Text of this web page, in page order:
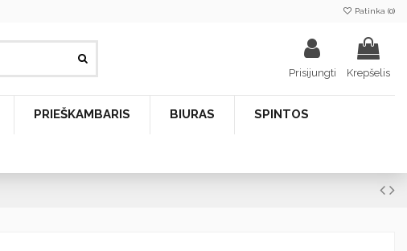
Patinka (0)
Prisijungti Krepšelis
PRIEŠKAMBARIS BIURAS SPINTOS